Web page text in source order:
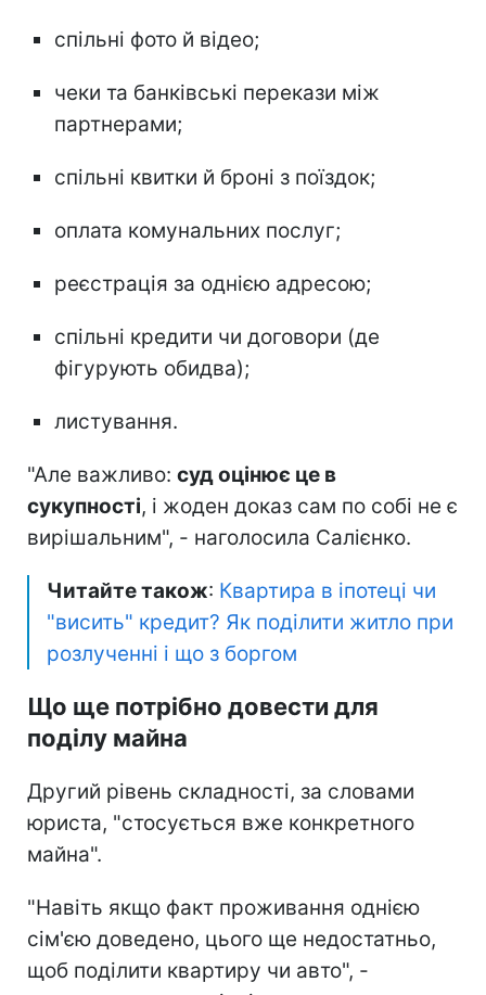
спільні фото й відео;
чеки та банківські перекази між
партнерами;
спільні квитки й броні з поїздок;
оплата комунальних послуг;
реєстрація за однією адресою;
спільні кредити чи договори (де
фігурують обидва);
листування.
"Але важливо: суд оцінює це в
сукупності, і жоден доказ сам по собі не є
вирішальним", - наголосила Салієнко.
Читайте також: Квартира в іпотеці чи
"висить" кредит? Як поділити житло при
розлученні і що з боргом
Що ще потрібно довести для
поділу майна
Другий рівень складності, за словами
юриста, "стосується вже конкретного
майна".
"Навіть якщо факт проживання однією
сім'єю доведено, цього ще недостатньо,
щоб поділити квартиру чи авто", -